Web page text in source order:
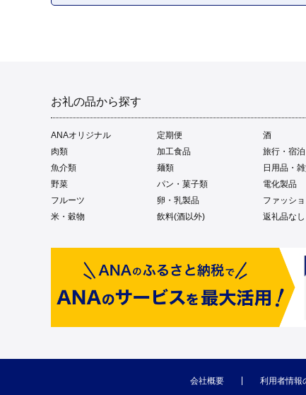
お礼の品から探す
ANAオリジナル 定期便
酒
肉類
加工食品
旅行・宿
魚介類
麺類
日用品・
野菜
パン・菓子類
電化製品
フルーツ
卵・乳製品
ファッシ
米・穀物
飲料(酒以外) 返礼品なし
会社概要 利用者情報